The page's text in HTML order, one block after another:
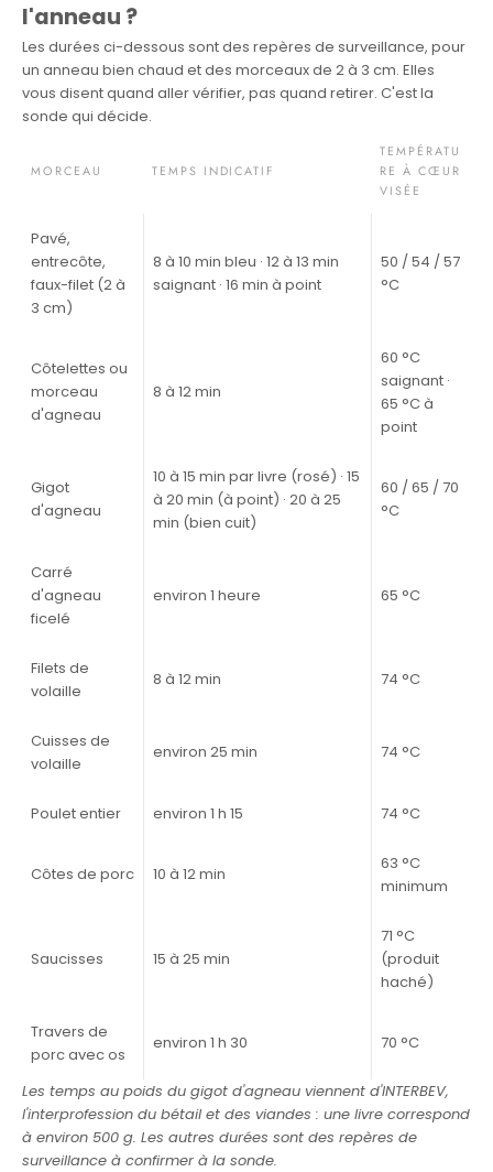
l'anneau ?
Les durées ci-dessous sont des repères de surveillance, pour
un anneau bien chaud et des morceaux de 2 à 3 cm. Elles
vous disent quand aller vérifier, pas quand retirer. C'est la
sonde qui décide.
MORCEAU TEMPS INDICATIF
TEMPÉRATU
RE À CŒUR
VISÉE
Pavé,
entrecôte,
faux-filet (2 à
3 cm)
8 à 10 min bleu · 12 à 13 min
saignant · 16 min à point
50 / 54 / 57
°C
Côtelettes ou
morceau
d'agneau
8 à 12 min
60 °C
saignant ·
65 °C à
point
Gigot
d'agneau
10 à 15 min par livre (rosé) · 15
à 20 min (à point) · 20 à 25
min (bien cuit)
60 / 65 / 70
°C
Carré
d'agneau
ficelé
environ 1 heure 65 °C
Filets de
volaille
8 à 12 min 74 °C
Cuisses de
volaille
environ 25 min 74 °C
Poulet entier environ 1 h 15 74 °C
Côtes de porc 10 à 12 min
63 °C
minimum
Saucisses 15 à 25 min
71 °C
(produit
haché)
Travers de
porc avec os
environ 1 h 30 70 °C
Les temps au poids du gigot d'agneau viennent d'INTERBEV,
l'interprofession du bétail et des viandes : une livre correspond
à environ 500 g. Les autres durées sont des repères de
surveillance à confirmer à la sonde.